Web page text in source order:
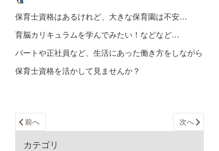
保育士資格はあるけれど、大きな保育園は不安…
育脳カリキュラムを学んでみたい！などなど…
パートや正社員など、生活にあった働き方をしながら
保育士資格を活かして見ませんか？
前へ 次へ
カテゴリ